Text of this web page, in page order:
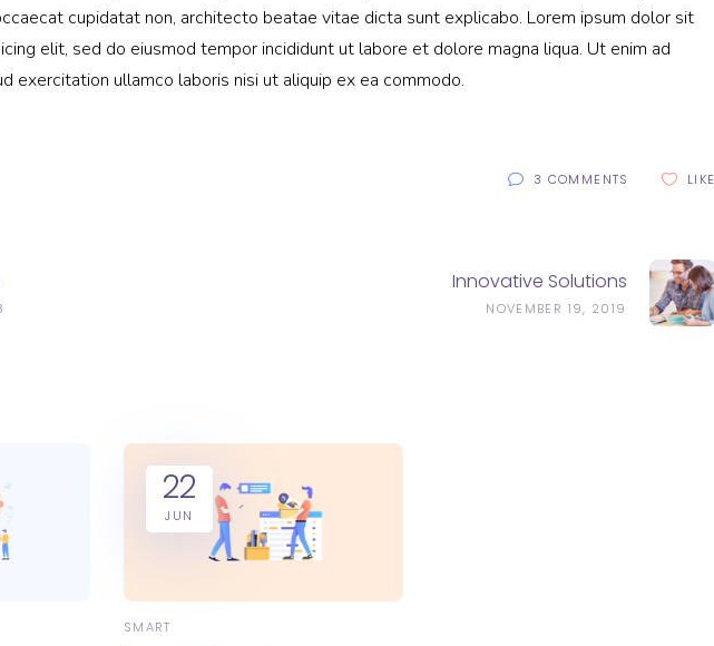
cupidatat non, architecto beatae vitae dicta sunt explicabo. Lorem ipsum dolor sit
elit, sed do eiusmod tempor incididunt ut labore et dolore magna liqua. Ut enim ad
exercitation ullamco laboris nisi ut aliquip ex ea commodo.
3 COMMENTS LIKE
Innovative Solutions
NOVEMBER 19, 2019
22
JUN
SMART